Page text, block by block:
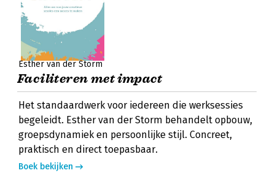
Esther van der Storm
Faciliteren met impact
Het standaardwerk voor iedereen die werksessies
begeleidt. Esther van der Storm behandelt opbouw,
groepsdynamiek en persoonlijke stijl. Concreet,
praktisch en direct toepasbaar.
Boek bekijken